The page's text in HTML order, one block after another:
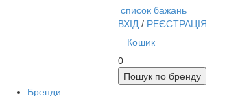
список бажань
ВХІД / РЕЄСТРАЦІЯ
Кошик
0
Пошук по бренду
Бренди